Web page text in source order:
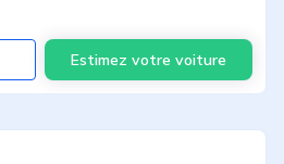
Estimez votre voiture